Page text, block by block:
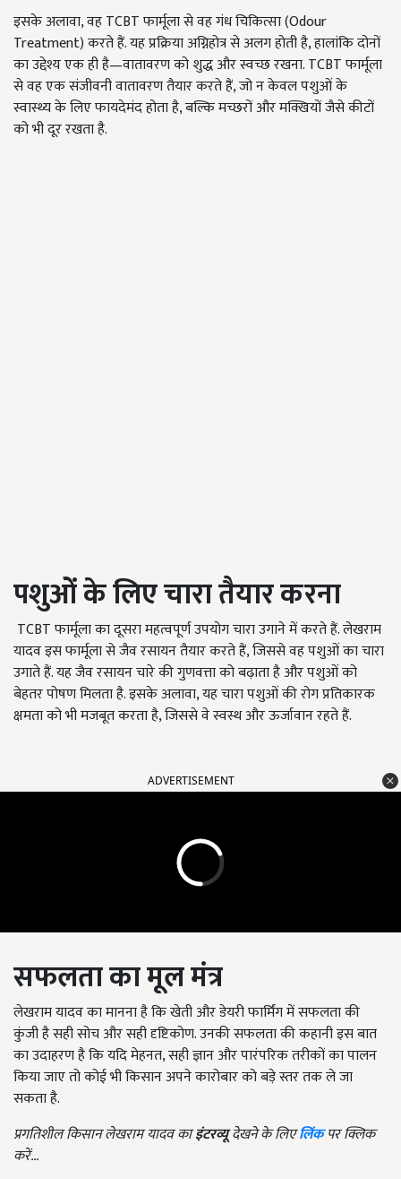
इसके अलावा, वह TCBT फार्मूला से वह गंध चिकित्सा (Odour
Treatment) करते हैं. यह प्रक्रिया अग्निहोत्र से अलग होती है, हालांकि दोनों
का उद्देश्य एक ही है—वातावरण को शुद्ध और स्वच्छ रखना. TCBT फार्मूला
से वह एक संजीवनी वातावरण तैयार करते हैं, जो न केवल पशुओं के
स्वास्थ्य के लिए फायदेमंद होता है, बल्कि मच्छरों और मक्खियों जैसे कीटों
को भी दूर रखता है.
पशुओं के लिए चारा तैयार करना
TCBT फार्मूला का दूसरा महत्वपूर्ण उपयोग चारा उगाने में करते हैं. लेखराम
यादव इस फार्मूला से जैव रसायन तैयार करते हैं, जिससे वह पशुओं का चारा
उगाते हैं. यह जैव रसायन चारे की गुणवत्ता को बढ़ाता है और पशुओं को
बेहतर पोषण मिलता है. इसके अलावा, यह चारा पशुओं की रोग प्रतिकारक
क्षमता को भी मजबूत करता है, जिससे वे स्वस्थ और ऊर्जावान रहते हैं.
ADVERTISEMENT
सफलता का मूल मंत्र
लेखराम यादव का मानना है कि खेती और डेयरी फार्मिंग में सफलता की
कुंजी है सही सोच और सही दृष्टिकोण. उनकी सफलता की कहानी इस बात
का उदाहरण है कि यदि मेहनत, सही ज्ञान और पारंपरिक तरीकों का पालन
किया जाए तो कोई भी किसान अपने कारोबार को बड़े स्तर तक ले जा
सकता है.
प्रगतिशील किसान लेखराम यादव काइंटरव्यूदेखने के लिएलिंक पर क्लिक
करें...